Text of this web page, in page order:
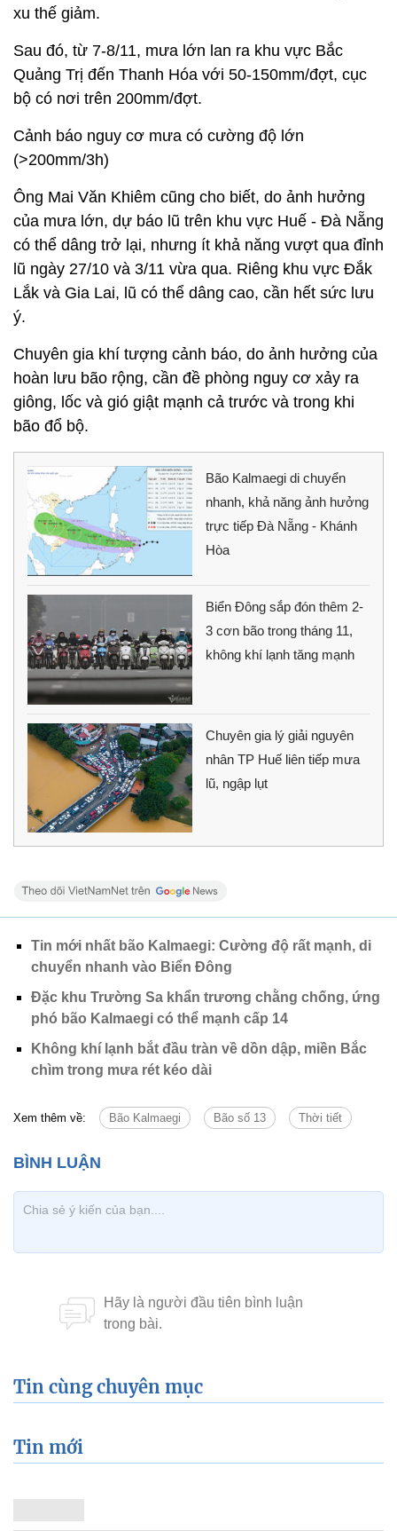
xu thế giảm.
Sau đó, từ 7-8/11, mưa lớn lan ra khu vực Bắc
Quảng Trị đến Thanh Hóa với 50-150mm/đợt, cục
bộ có nơi trên 200mm/đợt.
Cảnh báo nguy cơ mưa có cường độ lớn
(>200mm/3h)
Ông Mai Văn Khiêm cũng cho biết, do ảnh hưởng
của mưa lớn, dự báo lũ trên khu vực Huế - Đà Nẵng
có thể dâng trở lại, nhưng ít khả năng vượt qua đỉnh
lũ ngày 27/10 và 3/11 vừa qua. Riêng khu vực Đắk
Lắk và Gia Lai, lũ có thể dâng cao, cần hết sức lưu
ý.
Chuyên gia khí tượng cảnh báo, do ảnh hưởng của
hoàn lưu bão rộng, cần đề phòng nguy cơ xảy ra
giông, lốc và gió giật mạnh cả trước và trong khi
bão đổ bộ.
Bão Kalmaegi di chuyển
nhanh, khả năng ảnh hưởng
trực tiếp Đà Nẵng - Khánh
Hòa
Biển Đông sắp đón thêm 2-
3 cơn bão trong tháng 11,
không khí lạnh tăng mạnh
Chuyên gia lý giải nguyên
nhân TP Huế liên tiếp mưa
lũ, ngập lụt
Tin mới nhất bão Kalmaegi: Cường độ rất mạnh, di
chuyển nhanh vào Biển Đông
Đặc khu Trường Sa khẩn trương chằng chống, ứng
phó bão Kalmaegi có thể mạnh cấp 14
Không khí lạnh bắt đầu tràn về dồn dập, miền Bắc
chìm trong mưa rét kéo dài
Xem thêm về: Bão Kalmaegi Bão số 13 Thời tiết
Tin cùng chuyên mục
Tin mới